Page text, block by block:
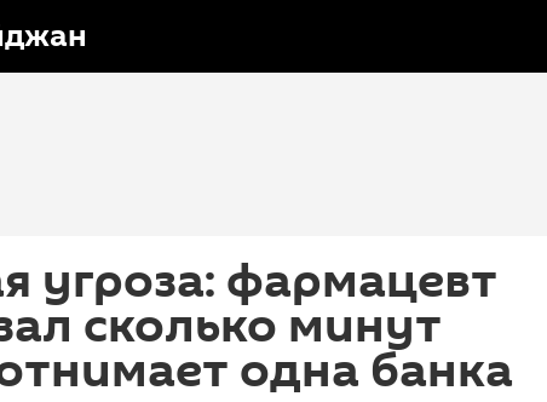
угроза: фармацевт
сколько минут
одна банка